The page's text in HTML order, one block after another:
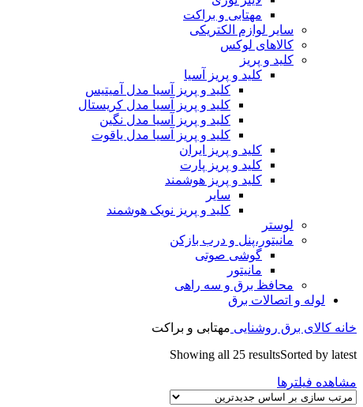
مهتابی و براکت
سایر لوازم الکتریکی
کالاهای لوکس
کلید و پریز
کلید و پریز آسیا
کلید و پریز آسیا مدل آمیتیس
کلید و پریز آسیا مدل کریستال
کلید و پریز آسیا مدل نگین
کلید و پریز آسیا مدل یاقوت
کلید و پریز ایران
کلید و پریز پارت
کلید و پریز هوشمند
سایر
کلید و پریز نویک هوشمند
لوستر
مانیتور،پنل و درب بازکن
گوشی صوتی
مانیتور
محافظ برق و سه راهی
لوله و اتصالات برق
خانه کالای برق روشنایی مهتابی و براکت
Showing all 25 resultsSorted by latest
مشاهده فیلترها